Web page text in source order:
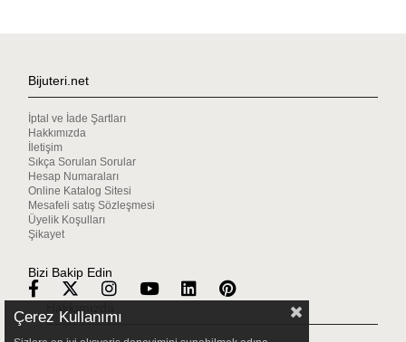
Bijuteri.net
İptal ve İade Şartları
Hakkımızda
İletişim
Sıkça Sorulan Sorular
Hesap Numaraları
Online Katalog Sitesi
Mesafeli satış Sözleşmesi
Üyelik Koşulları
Şikayet
Bizi Bakip Edin
Çerez Kullanımı